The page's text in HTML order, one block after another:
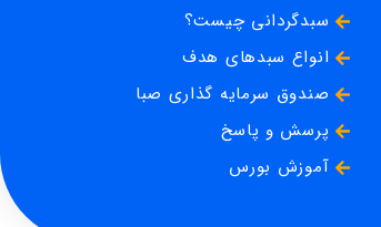
سبدگردانی چیست؟
انواع سبدهای هدف
صندوق سرمایه گذاری صبا
پرسش و پاسخ
آموزش بورس